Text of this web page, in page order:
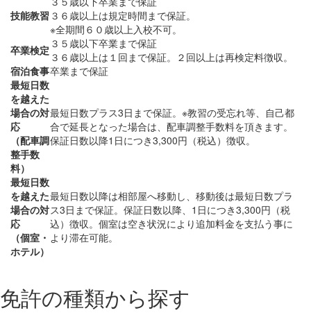
技能教習 ３６歳以上は規定時間まで保証。
※全期間６０歳以上入校不可。
卒業検定 ３５歳以下卒業まで保証
３６歳以上は１回まで保証。２回以上は再検定料徴収。
宿泊食事卒業まで保証
最短日数
を越えた
場合の対
応
（配車調
整手数
料）
最短日数プラス3日まで保証。※教習の受忘れ等、自己都
合で延長となった場合は、配車調整手数料を頂きます。
保証日数以降1日につき3,300円（税込）徴収。
最短日数
を越えた
場合の対
応
（個室・
ホテル）
最短日数以降は相部屋へ移動し、移動後は最短日数プラ
ス3日まで保証。保証日数以降、1日につき3,300円（税
込）徴収。個室は空き状況により追加料金を支払う事に
より滞在可能。
免許の種類から探す